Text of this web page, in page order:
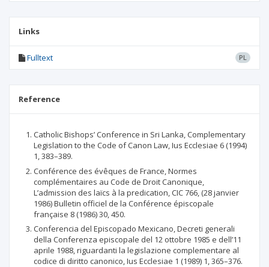
Links
Fulltext PL
Reference
Catholic Bishops’ Conference in Sri Lanka, Complementary
Legislation to the Code of Canon Law, Ius Ecclesiae 6 (1994)
1, 383–389.
Conférence des évêques de France, Normes
complémentaires au Code de Droit Canonique,
L’admission des laïcs à la predication, CIC 766, (28 janvier
1986) Bulletin officiel de la Conférence épiscopale
française 8 (1986) 30, 450.
Conferencia del Episcopado Mexicano, Decreti generali
della Conferenza episcopale del 12 ottobre 1985 e dell’11
aprile 1988, riguardanti la legislazione complementare al
codice di diritto canonico, Ius Ecclesiae 1 (1989) 1, 365–376.